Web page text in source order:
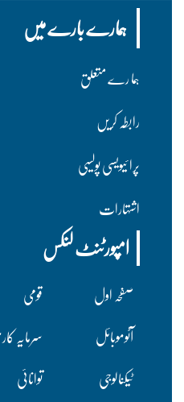
ہمارے بارے میں
ہما رے متعلق
رابطہ کریں
پرا ئیویسی پولسیی
اشتہارات
امپورٹنٹ لنکس
صفحہ اول قومی
آٹوموبائل
سرمایہ
ٹیکنالوجی
توانائی